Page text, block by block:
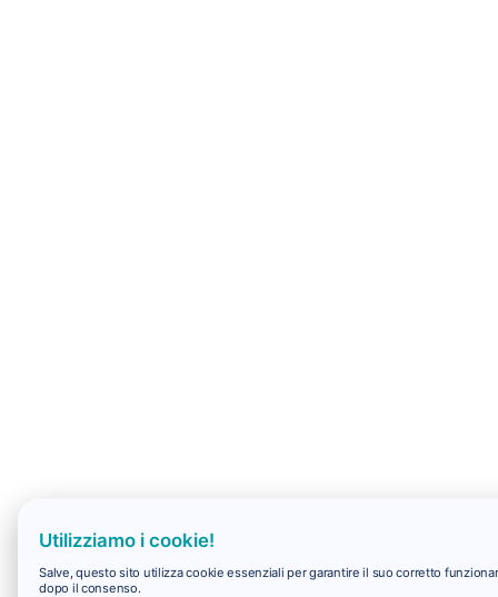
Utilizziamo i cookie!
Salve, questo sito utilizza cookie essenziali per garantire il suo corretto
dopo il consenso.